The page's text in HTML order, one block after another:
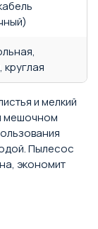
круглая
и мелкий
мешочном
Пылесос
экономит